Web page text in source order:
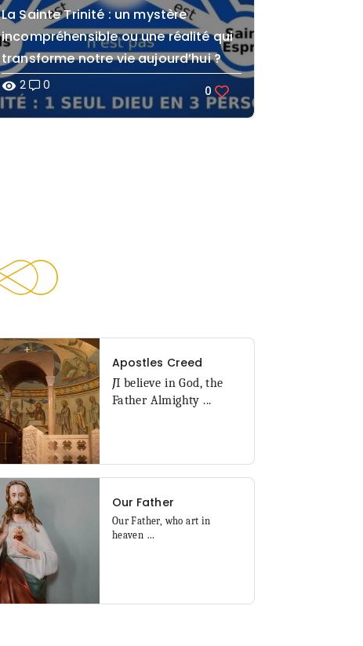
La Sainte Trinité : un mystère
incompréhensible ou une réalité qui
transforme notre vie aujourd’hui ?
visibility2 0 0
Apostles Creed
JI believe in God, the
Father Almighty ...
Our Father
Our Father, who art in
heaven …